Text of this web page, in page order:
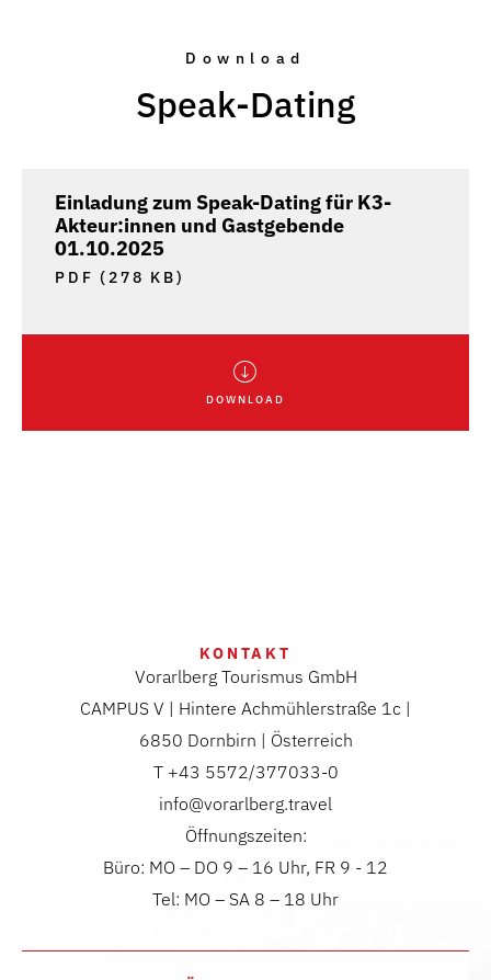
Download
Speak-Dating
Einladung zum Speak-Dating für K3-
Akteur:innen und Gastgebende
01.10.2025
PDF (278 KB)
DOWNLOAD
KONTAKT
Vorarlberg Tourismus GmbH
CAMPUS V | Hintere Achmühlerstraße 1c |
6850 Dornbirn | Österreich
T +43 5572/377033-0
info@vorarlberg.travel
Öffnungszeiten:
Büro: MO – DO 9 – 16 Uhr, FR 9 - 12
Tel: MO – SA 8 – 18 Uhr